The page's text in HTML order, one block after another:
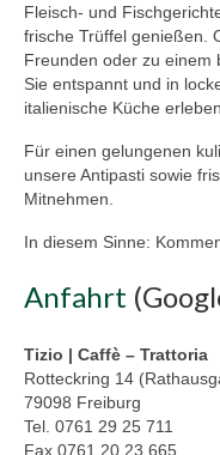
Fleisch- und
frische Trüffel genießen.
Freunden oder zu einem
Sie entspannt und in
italienische Küche erleben.
Für einen gelungenen
unsere Antipasti sowie
Mitnehmen.
In diesem Sinne:
Anfahrt
Tizio | Caffè – Trattoria
Rotteckring 14
79098 Freiburg
Tel. 0761 29 25 711
Fax 0761 20 23 665